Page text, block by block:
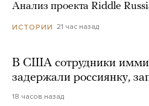
Анализ проекта Riddle
ИСТОРИИ 21 час назад
В США сотрудники
задержали россиянку,
18 часов назад